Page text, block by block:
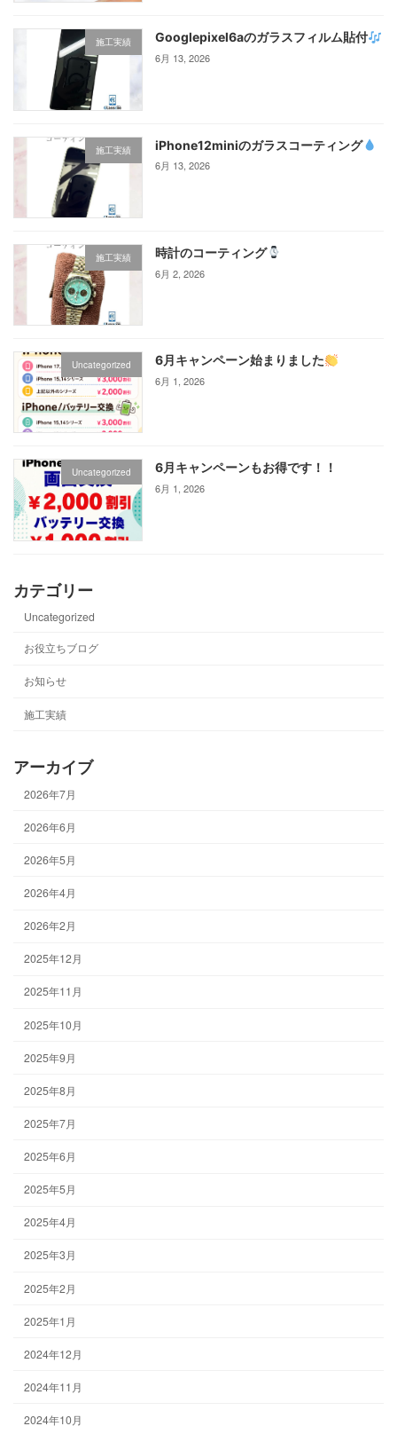
施工実績 Googlepixel6aのガラスフィルム貼付
6月 13, 2026
施工実績 iPhone12miniのガラスコーティング‪
6月 13, 2026
施工実績 時計のコーティング
6月 2, 2026
Uncategorized 6月キャンペーン始まりました
6月 1, 2026
Uncategorized 6月キャンペーンもお得です！！
6月 1, 2026
カテゴリー
Uncategorized
お役立ちブログ
お知らせ
施工実績
アーカイブ
2026年7月
2026年6月
2026年5月
2026年4月
2026年2月
2025年12月
2025年11月
2025年10月
2025年9月
2025年8月
2025年7月
2025年6月
2025年5月
2025年4月
2025年3月
2025年2月
2025年1月
2024年12月
2024年11月
2024年10月